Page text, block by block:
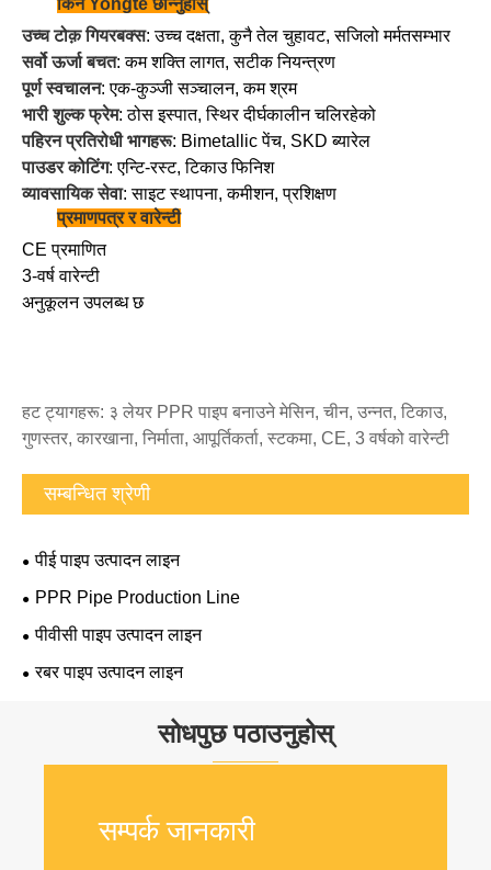
किन Yongte छान्नुहोस्
उच्च टोक़ गियरबक्स: उच्च दक्षता, कुनै तेल चुहावट, सजिलो मर्मतसम्भार
सर्वो ऊर्जा बचत: कम शक्ति लागत, सटीक नियन्त्रण
पूर्ण स्वचालन: एक-कुञ्जी सञ्चालन, कम श्रम
भारी शुल्क फ्रेम: ठोस इस्पात, स्थिर दीर्घकालीन चलिरहेको
पहिरन प्रतिरोधी भागहरू: Bimetallic पेंच, SKD ब्यारेल
पाउडर कोटिंग: एन्टि-रस्ट, टिकाउ फिनिश
व्यावसायिक सेवा: साइट स्थापना, कमीशन, प्रशिक्षण
प्रमाणपत्र र वारेन्टी
CE प्रमाणित
3-वर्ष वारेन्टी
अनुकूलन उपलब्ध छ
हट ट्यागहरू: ३ लेयर PPR पाइप बनाउने मेसिन, चीन, उन्नत, टिकाउ,
गुणस्तर, कारखाना, निर्माता, आपूर्तिकर्ता, स्टकमा, CE, 3 वर्षको वारेन्टी
सम्बन्धित श्रेणी
पीई पाइप उत्पादन लाइन
PPR Pipe Production Line
पीवीसी पाइप उत्पादन लाइन
रबर पाइप उत्पादन लाइन
सोधपुछ पठाउनुहोस्
सम्पर्क जानकारी